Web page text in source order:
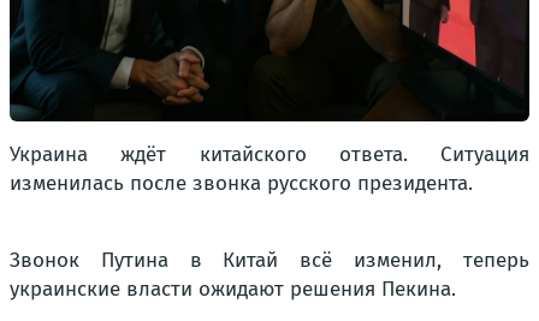
Украина ждёт китайского ответа. Ситуация
изменилась после звонка русского президента.
Звонок Путина в Китай всё изменил, теперь
украинские власти ожидают решения Пекина.